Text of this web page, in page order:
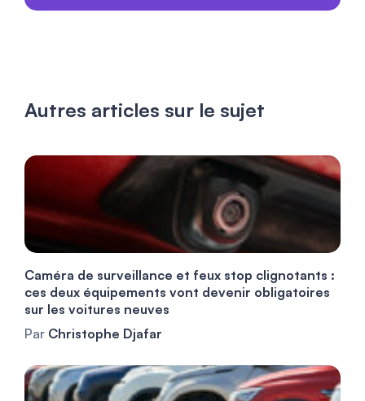
Autres articles sur le sujet
Caméra de surveillance et feux stop clignotants :
ces deux équipements vont devenir obligatoires
sur les voitures neuves
Par Christophe Djafar